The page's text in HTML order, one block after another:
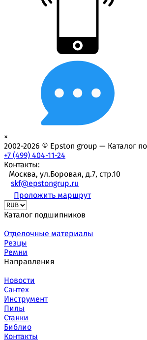
×
2002-2026 © Epston group — Каталог
+7 (499) 404-11-24
Контакты:
Москва, ул.Боровая, д.7, стр.10
skf@epstongrup.ru
Проложить маршрут
Каталог подшипников
Отделочные материалы
Резцы
Ремни
Направления
Новости
Сантех
Инструмент
Пилы
Станки
Библио
Контакты